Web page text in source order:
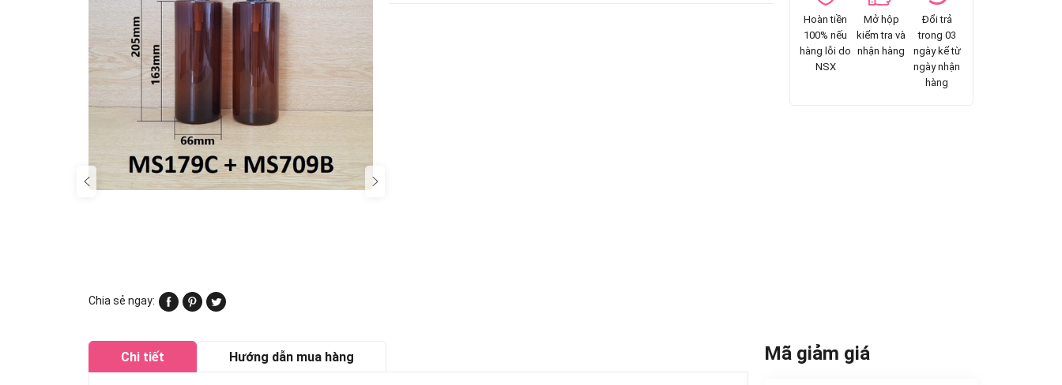
Chia sẻ ngay:
Hoàn tiền
100% nếu
hàng lỗi do
NSX
Mở hộp
kiểm tra và
nhận hàng
Đổi trả
trong 03
ngày kể từ
ngày nhận
hàng
Chi tiết Hướng dẫn mua hàng Mã giảm giá